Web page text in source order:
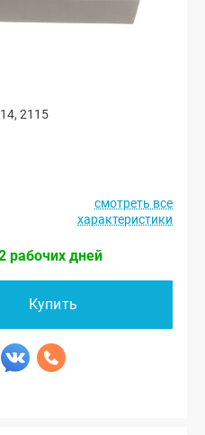
2115
смотреть все
характеристики
рабочих дней
Купить